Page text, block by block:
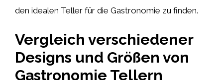
den idealen Teller für die Gastronomie zu finden.
Vergleich verschiedener
Designs und Größen von
Gastronomie Tellern